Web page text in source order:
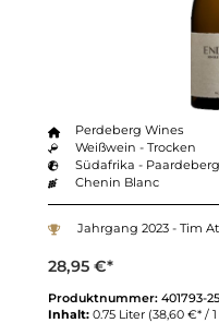
Perdeberg Wines
Weißwein - Trocken
Südafrika - Paardeberg
Chenin Blanc
Jahrgang 2023 - Tim
28,95 €*
Produktnummer: 401793-25
Inhalt: 0.75 Liter (38,60 €* /